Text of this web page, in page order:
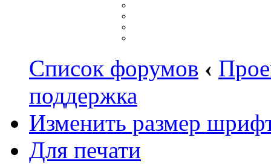
Список форумов ‹
поддержка
Изменить размер
Для печати